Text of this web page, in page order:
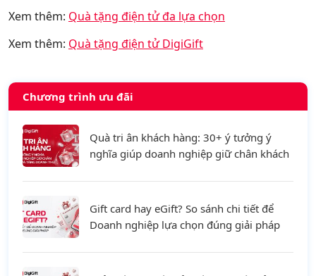
Xem thêm: Quà tặng điện tử đa lựa chọn
Xem thêm: Quà tặng điện tử DigiGift
Chương trình ưu đãi
Quà tri ân khách hàng: 30+ ý tưởng ý
nghĩa giúp doanh nghiệp giữ chân khách
Gift card hay eGift? So sánh chi tiết để
Doanh nghiệp lựa chọn đúng giải pháp